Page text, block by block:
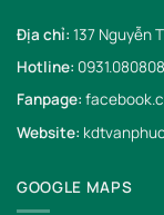
Địa chỉ: 137 Nguyễn
Hotline: 0931.080808
Fanpage:
Website:
GOOGLE MAPS